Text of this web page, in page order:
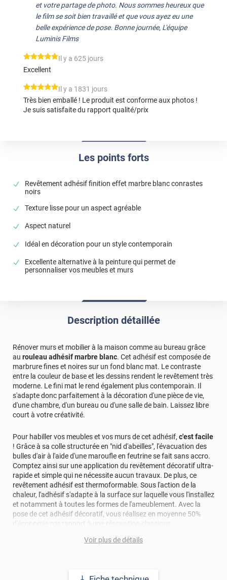
Les points forts
Revêtement adhésif finition effet marbre blanc conrastes
noirs
Texture lisse pour un aspect agréable
Aspect naturel
Idéal en décoration pour un style contemporain
Excellente alternative à la peinture qui permet de
personnaliser vos meubles et murs
et votre partage de photo. Nous sommes heureux que
le film se soit bien travaillé et que vous ayez eu une
belle expérience de pose. Bonne journée, L'équipe
Luminis Films
*****
Il y a 625 jours
Excellent
*****
Il y a 1831 jours
Très bien emballé ! Le produit est conforme aux photos !
Je suis satisfaite du rapport qualité/prix
Description détaillée
Rénover murs et mobilier à la maison comme au bureau grâce
au rouleau adhésif marbre blanc. Cet adhésif est composée de
marbrure fines et noires sur un fond blanc mat. Le contraste
entre la couleur de base et les dessins rendent le revêtement très
moderne. Le fini mat le rend également plus contemporain. Il
s'adapte donc parfaitement à la décoration d'une pièce de vie,
d'une chambre, d'un bureau ou d'une salle de bain. Laissez libre
court à votre créativité.
Pour habiller vos meubles et vos murs de cet adhésif, c'est facile
! Grâce à sa colle structurée en "nid d'abeilles", l'évacuation des
bulles d'air à l'aide d'une maroufle en feutrine se fait sans accro.
Comptez ainsi sur une application du revêtement décoratif ultra-
rapide et simple qui ne nécessite aucun travaux. De plus, ce
revêtement adhésif est thermoformable. Sous l'action de la
chaleur, l'adhésif s'adapte à la surface sur laquelle vous l'installez
et notamment à toutes les formes de l'ameublement. Avec la
pose de cet adhésif décoratif, vous réalisez en moyenne 50%
d'économie par rapport à une rénovation classique.
Pour donner une seconde jeunesse à vos murs ou meubles,
Grâce à son épaisseur, cet adhésif masque également les petites
Voir plus de détails